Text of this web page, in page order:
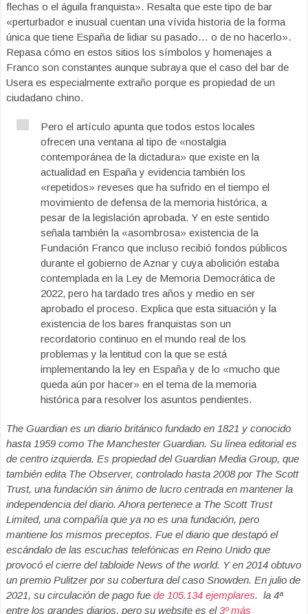
flechas o el águila franquista». Resalta que este tipo de bar
«perturbador e inusual cuentan una vívida historia de la forma
única que tiene España de lidiar su pasado… o de no hacerlo».
Repasa cómo en estos sitios los símbolos y homenajes a
Franco son constantes aunque subraya que el caso del bar de
Usera es especialmente extraño porque es propiedad de un
ciudadano chino.
Pero el artículo apunta que todos estos locales
ofrecen una ventana al tipo de «nostalgia
contemporánea de la dictadura» que existe en la
actualidad en España y evidencia también los
«repetidos» reveses que ha sufrido en el tiempo el
movimiento de defensa de la memoria histórica, a
pesar de la legislación aprobada. Y en este sentido
señala también la «asombrosa» existencia de la
Fundación Franco que incluso recibió fondos públicos
durante el gobierno de Aznar y cuya abolición estaba
contemplada en la Ley de Memoria Democrática de
2022, pero ha tardado tres años y medio en ser
aprobado el proceso. Explica que esta situación y la
existencia de los bares franquistas son un
recordatorio continuo en el mundo real de los
problemas y la lentitud con la que se está
implementando la ley en España y de lo «mucho que
queda aún por hacer» en el tema de la memoria
histórica para resolver los asuntos pendientes.
The Guardian es un diario británico fundado en 1821 y conocido
hasta 1959 como The Manchester Guardian. Su línea editorial es
de centro izquierda. Es propiedad del Guardian Media Group, que
también edita The Observer, controlado hasta 2008 por The Scott
Trust, una fundación sin ánimo de lucro centrada en mantener la
independencia del diario. Ahora pertenece a The Scott Trust
Limited, una compañía que ya no es una fundación, pero
mantiene los mismos preceptos. Fue el diario que destapó el
escándalo de las escuchas telefónicas en Reino Unido que
provocó el cierre del tabloide News of the world. Y en 2014 obtuvo
un premio Pulitzer por su cobertura del caso Snowden. En julio de
2021, su circulación de pago fue de 105.134 ejemplares. la 4ª
entre los grandes diarios, pero su website es el3º más